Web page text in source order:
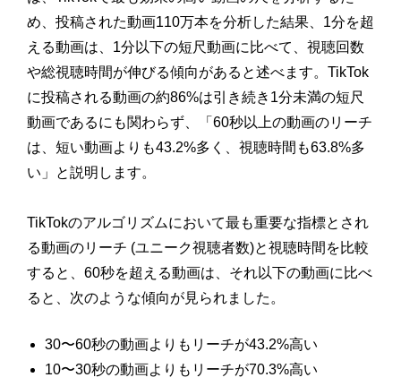
め、投稿された動画110万本を分析した結果、1分を超
える動画は、1分以下の短尺動画に比べて、視聴回数
や総視聴時間が伸びる傾向があると述べます。TikTok
に投稿される動画の約86%は引き続き1分未満の短尺
動画であるにも関わらず、「60秒以上の動画のリーチ
は、短い動画よりも43.2%多く、視聴時間も63.8%多
い」と説明します。
TikTokのアルゴリズムにおいて最も重要な指標とされ
る動画のリーチ (ユニーク視聴者数)と視聴時間を比較
すると、60秒を超える動画は、それ以下の動画に比べ
ると、次のような傾向が見られました。
30〜60秒の動画よりもリーチが43.2%高い
10〜30秒の動画よりもリーチが70.3%高い